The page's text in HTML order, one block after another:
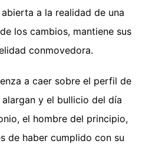
a la realidad de una
los cambios, mantiene sus
conmovedora.
a caer sobre el perfil de
y el bullicio del día
el hombre del principio,
de haber cumplido con su